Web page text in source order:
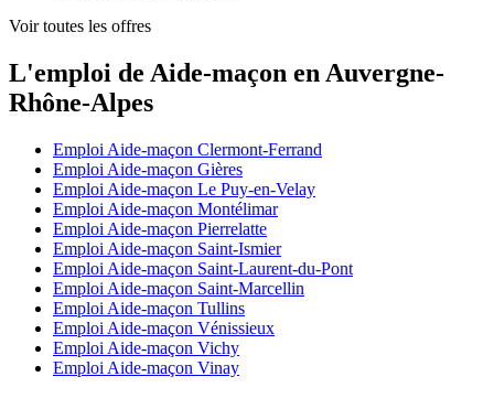
Voir toutes les offres
L'emploi de Aide-maçon en Auvergne-
Rhône-Alpes
Emploi Aide-maçon Clermont-Ferrand
Emploi Aide-maçon Gières
Emploi Aide-maçon Le Puy-en-Velay
Emploi Aide-maçon Montélimar
Emploi Aide-maçon Pierrelatte
Emploi Aide-maçon Saint-Ismier
Emploi Aide-maçon Saint-Laurent-du-Pont
Emploi Aide-maçon Saint-Marcellin
Emploi Aide-maçon Tullins
Emploi Aide-maçon Vénissieux
Emploi Aide-maçon Vichy
Emploi Aide-maçon Vinay